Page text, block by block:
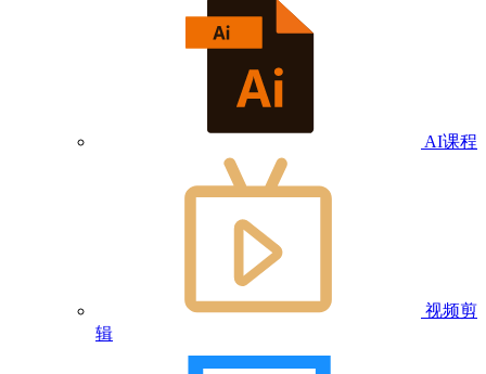
AI课程
视频剪
辑